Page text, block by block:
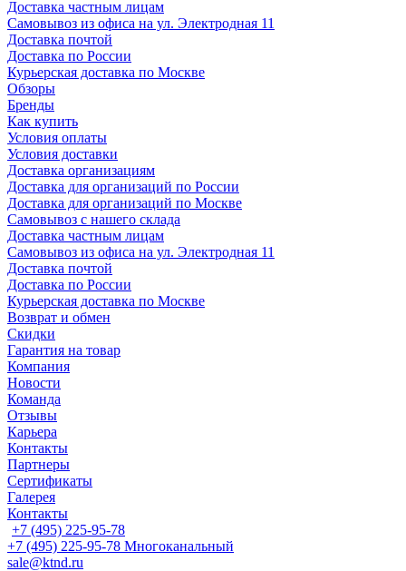
Доставка частным лицам
Самовывоз из офиса на ул. Электродная 11
Доставка почтой
Доставка по России
Курьерская доставка по Москве
Обзоры
Бренды
Как купить
Условия оплаты
Условия доставки
Доставка организациям
Доставка для организаций по России
Доставка для организаций по Москве
Самовывоз с нашего склада
Доставка частным лицам
Самовывоз из офиса на ул. Электродная 11
Доставка почтой
Доставка по России
Курьерская доставка по Москве
Возврат и обмен
Скидки
Гарантия на товар
Компания
Новости
Команда
Отзывы
Карьера
Контакты
Партнеры
Сертификаты
Галерея
Контакты
+7 (495) 225-95-78
+7 (495) 225-95-78 Многоканальный
sale@ktnd.ru